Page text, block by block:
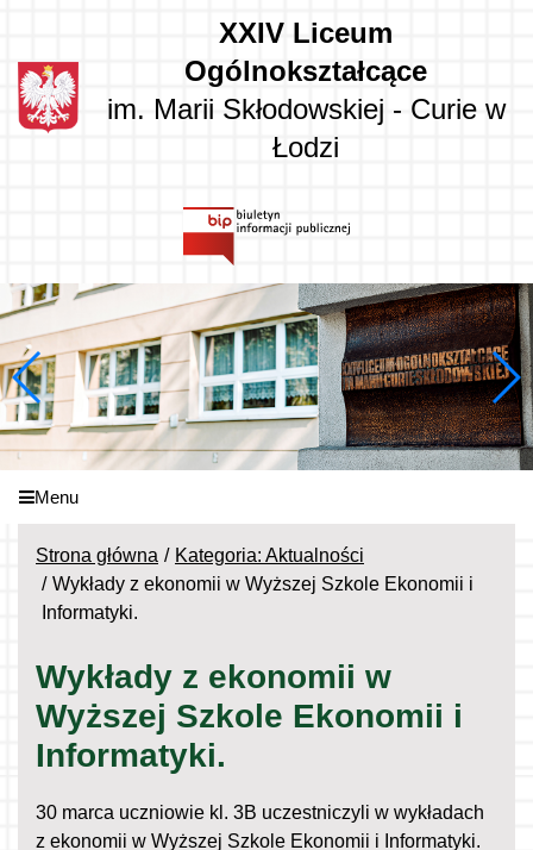
XXIV Liceum
Ogólnokształcące
im. Marii Skłodowskiej - Curie w
Łodzi
Menu
Strona główna
Kategoria: Aktualności
Wykłady z ekonomii w Wyższej Szkole Ekonomii i
Informatyki.
Wykłady z ekonomii w
Wyższej Szkole Ekonomii i
Informatyki.
30 marca uczniowie kl. 3B uczestniczyli w wykładach
z ekonomii w Wyższej Szkole Ekonomii i Informatyki.